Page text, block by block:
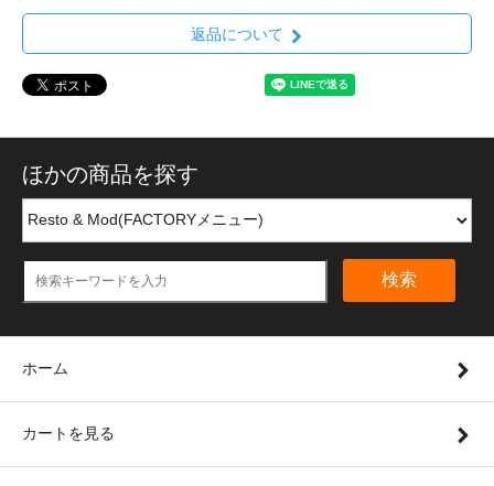
返品について
ほかの商品を探す
検索
ホーム
カートを見る